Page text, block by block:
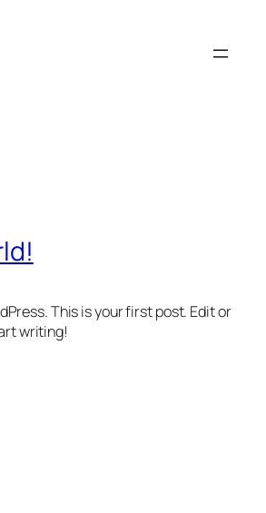
This is your first post. Edit or
writing!